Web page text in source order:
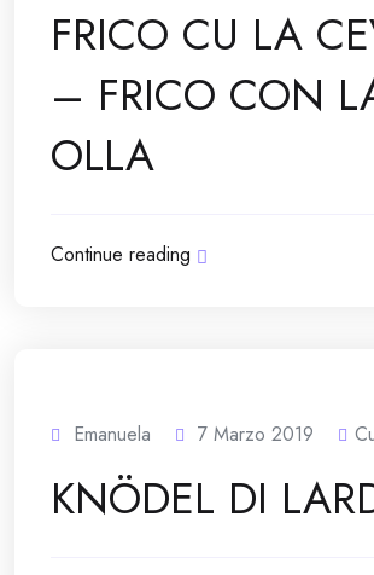
FRICO CU LA
– FRICO CON
OLLA
Continue reading
Emanuela 7 Marzo 2019
KNÖDEL DI